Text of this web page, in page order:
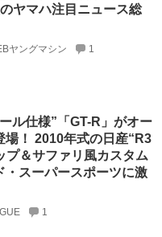
ヤマハ注目ニュース総
ヤングマシン 1
ル仕様”「GT-R」がオー
場！ 2010年式の日産“R3
プ＆サファリ風カスタム
・スーパースポーツに激
1